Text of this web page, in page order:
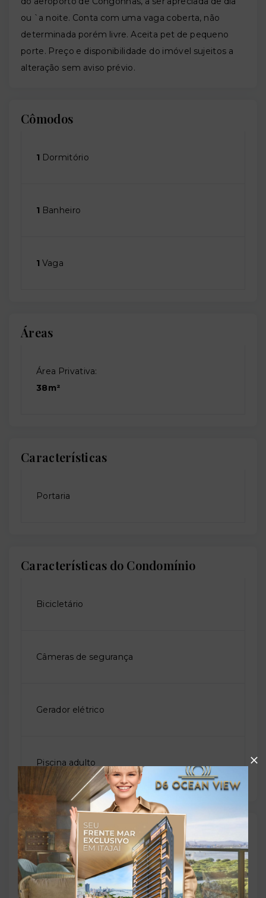
ou `a noite. Conta com uma vaga coberta, não
determinada porém livre. Aceita pet de pequeno
porte. Preço e disponibilidade do imóvel sujeitos a
alteração sem aviso prévio.
Cômodos
1 Dormitório
1 Banheiro
1 Vaga
Áreas
Área Privativa:
38m²
Características
Portaria
Características do Condomínio
Bicicletário
Câmeras de segurança
Gerador elétrico
Piscina adulto
Outras Informações
Referência:
O-69622-107476